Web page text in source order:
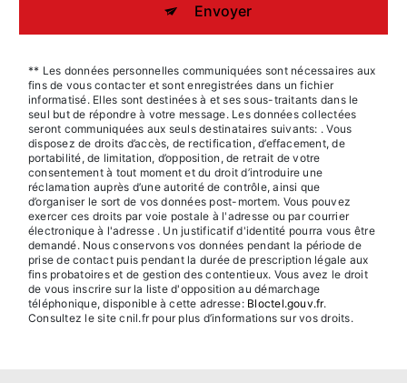
Envoyer
** Les données personnelles communiquées sont nécessaires aux
fins de vous contacter et sont enregistrées dans un fichier
informatisé. Elles sont destinées à et ses sous-traitants dans le
seul but de répondre à votre message. Les données collectées
seront communiquées aux seuls destinataires suivants: . Vous
disposez de droits d’accès, de rectification, d’effacement, de
portabilité, de limitation, d’opposition, de retrait de votre
consentement à tout moment et du droit d’introduire une
réclamation auprès d’une autorité de contrôle, ainsi que
d’organiser le sort de vos données post-mortem. Vous pouvez
exercer ces droits par voie postale à l'adresse ou par courrier
électronique à l'adresse . Un justificatif d'identité pourra vous être
demandé. Nous conservons vos données pendant la période de
prise de contact puis pendant la durée de prescription légale aux
fins probatoires et de gestion des contentieux. Vous avez le droit
de vous inscrire sur la liste d'opposition au démarchage
téléphonique, disponible à cette adresse: Bloctel.gouv.fr.
Consultez le site cnil.fr pour plus d’informations sur vos droits.